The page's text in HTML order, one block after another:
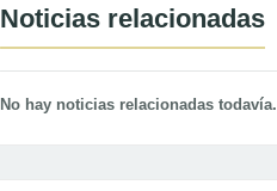
Noticias relacionadas
No hay noticias relacionadas todavía.